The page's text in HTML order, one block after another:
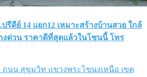
รีดีย์ 14 แยก12 เหมาะสร้างบ้านสวย ใกล้
งด่วน ราคาดีที่สุดแล้วในโซนนี้ โทร
ถนน สุขุมวิท แขวงพระโขนงเหนือ เขต